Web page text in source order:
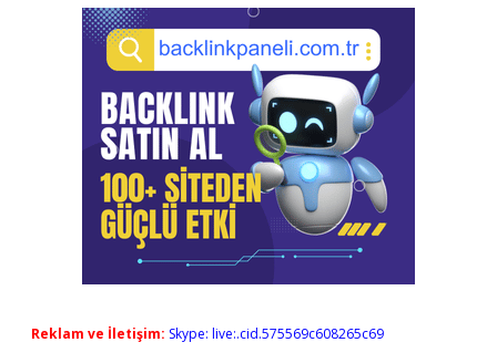
Reklam ve İletişim: Skype: live:.cid.575569c608265c69